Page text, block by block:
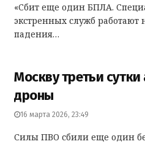
«Сбит еще один БПЛА.
экстренных служб работают
падения…
Москву третьи сутки
дроны
16 марта 2026, 23:49
Силы ПВО сбили еще один